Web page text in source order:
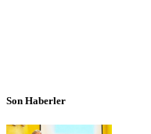
Son Haberler